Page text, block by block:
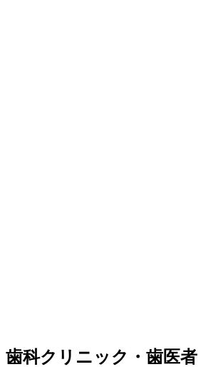
歯科クリニック・歯医